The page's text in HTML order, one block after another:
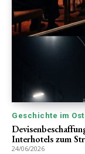
Geschichte im
Interhotels zum
24/06/2026